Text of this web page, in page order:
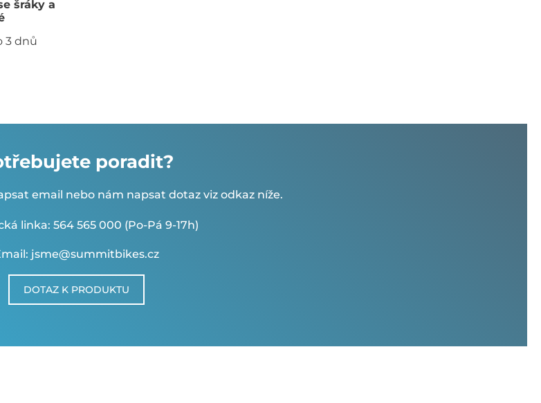
šráky a
3 dnů
poradit?
email nebo nám napsat dotaz viz odkaz níže.
linka: 564 565 000 (Po-Pá 9-17h)
jsme@summitbikes.cz
DOTAZ K PRODUKTU